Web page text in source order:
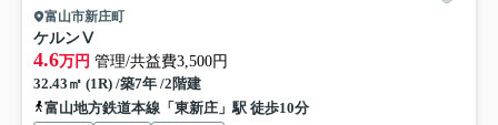
富山市新庄町
ケルンⅤ
4.6万円 管理/共益費3,500円
32.43㎡ (1R) /築7年 /2階建
富山地方鉄道本線「東新庄」駅 徒歩10分